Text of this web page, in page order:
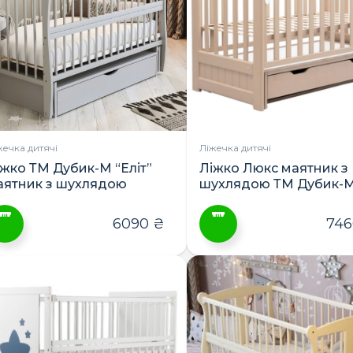
Параметри
можна
вибрати
на
сторінці
товару
дитячі
ТМ Дубик-М “Еліт”
з шухлядою
6090 ₴
Ліжечка дитячі
Ліжко Люкс маятник з
шухлядою ТМ Дубик-
товар
має
кілька
варіантів.
Параметри